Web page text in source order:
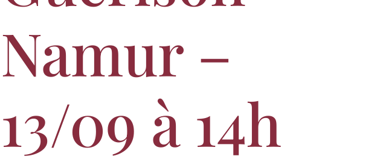
Namur –
13/09 à 14h